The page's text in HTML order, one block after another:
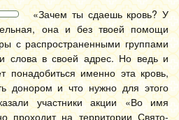
«Зачем ты сдаешь кровь? У
она и без твоей помощи
с распространенными группами
слова в своей адрес. Но ведь и
понадобиться именно эта кровь,
донором и что нужно для этого
участники акции «Во имя
проходит на территории Свято-